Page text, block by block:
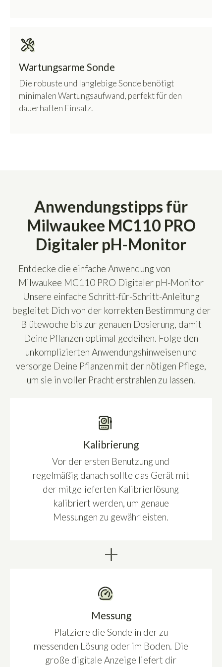
Wartungsarme Sonde
Die robuste und langlebige Sonde benötigt
minimalen Wartungsaufwand, perfekt für den
dauerhaften Einsatz.
Anwendungstipps für
Milwaukee MC110 PRO
Digitaler pH-Monitor
Entdecke die einfache Anwendung von
Milwaukee MC110 PRO Digitaler pH-Monitor
Unsere einfache Schritt-für-Schritt-Anleitung
begleitet Dich von der korrekten Bestimmung der
Blütewoche bis zur genauen Dosierung, damit
Deine Pflanzen optimal gedeihen. Folge den
unkomplizierten Anwendungshinweisen und
versorge Deine Pflanzen mit der nötigen Pflege,
um sie in voller Pracht erstrahlen zu lassen.
Kalibrierung
Vor der ersten Benutzung und
regelmäßig danach sollte das Gerät mit
der mitgelieferten Kalibrierlösung
kalibriert werden, um genaue
Messungen zu gewährleisten.
+
Messung
Platziere die Sonde in der zu
messenden Lösung oder im Boden. Die
große digitale Anzeige liefert dir